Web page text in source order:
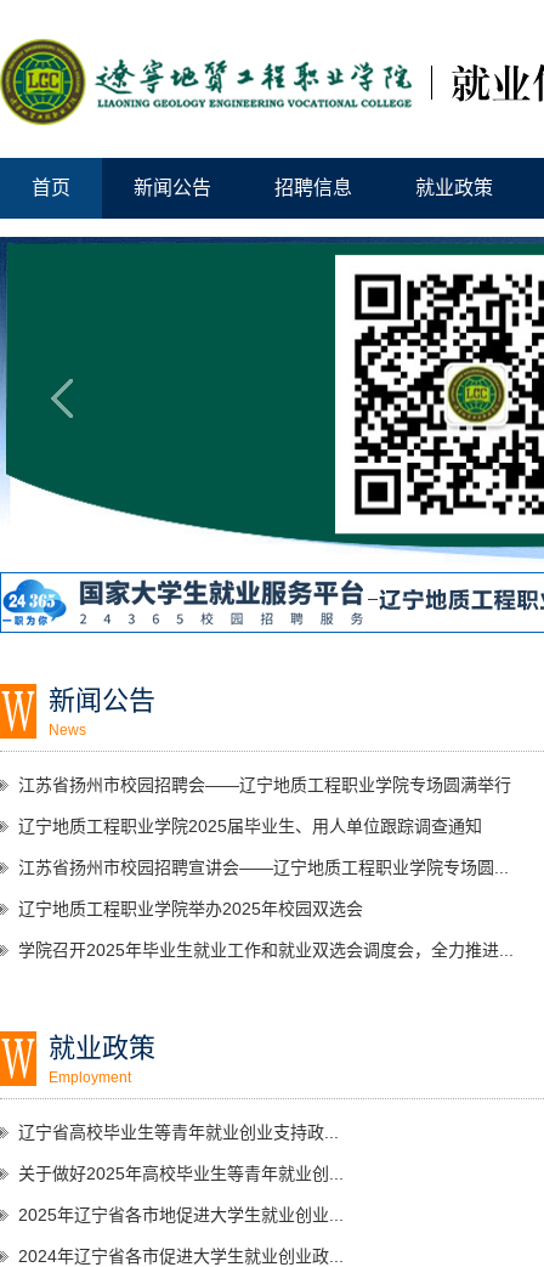
首页 新闻公告 招聘信息 就业政策
新闻公告
News
江苏省扬州市校园招聘会——辽宁地质工程职业学院专场圆满举行
辽宁地质工程职业学院2025届毕业生、用人单位跟踪调查通知
江苏省扬州市校园招聘宣讲会——辽宁地质工程职业学院专场圆...
辽宁地质工程职业学院举办2025年校园双选会
学院召开2025年毕业生就业工作和就业双选会调度会，全力推进...
就业政策
Employment
辽宁省高校毕业生等青年就业创业支持政...
关于做好2025年高校毕业生等青年就业创...
2025年辽宁省各市地促进大学生就业创业...
2024年辽宁省各市促进大学生就业创业政...